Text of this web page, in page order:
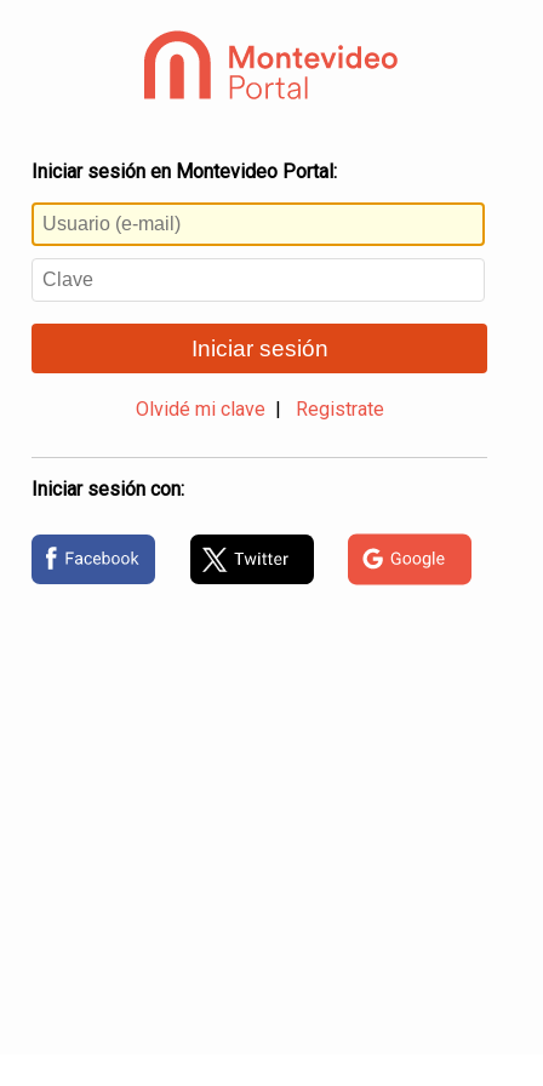
Iniciar sesión en Montevideo Portal:
Iniciar sesión
Olvidé mi clave Registrate
Iniciar sesión con: